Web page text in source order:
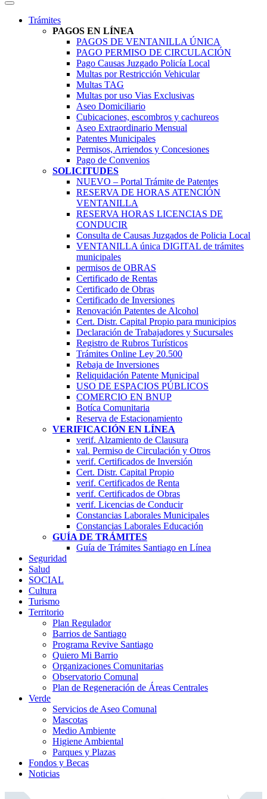
Trámites
PAGOS EN LÍNEA
PAGOS DE VENTANILLA ÚNICA
PAGO PERMISO DE CIRCULACIÓN
Pago Causas Juzgado Policía Local
Multas por Restricción Vehicular
Multas TAG
Multas por uso Vias Exclusivas
Aseo Domiciliario
Cubicaciones, escombros y cachureos
Aseo Extraordinario Mensual
Patentes Municipales
Permisos, Arriendos y Concesiones
Pago de Convenios
SOLICITUDES
NUEVO – Portal Trámite de Patentes
RESERVA DE HORAS ATENCIÓN
VENTANILLA
RESERVA HORAS LICENCIAS DE
CONDUCIR
Consulta de Causas Juzgados de Policia Local
VENTANILLA única DIGITAL de trámites
municipales
permisos de OBRAS
Certificado de Rentas
Certificado de Obras
Certificado de Inversiones
Renovación Patentes de Alcohol
Cert. Distr. Capital Propio para municipios
Declaración de Trabajadores y Sucursales
Registro de Rubros Turí­sticos
Trámites Online Ley 20.500
Rebaja de Inversiones
Reliquidación Patente Municipal
USO DE ESPACIOS PÚBLICOS
COMERCIO EN BNUP
Botíca Comunitaria
Reserva de Estacionamiento
VERIFICACIÓN EN LÍNEA
verif. Alzamiento de Clausura
val. Permiso de Circulación y Otros
verif. Certificados de Inversión
Cert. Distr. Capital Propio
verif. Certificados de Renta
verif. Certificados de Obras
verif. Licencias de Conducir
Constancias Laborales Municipales
Constancias Laborales Educación
GUÍA DE TRÁMITES
Guía de Trámites Santiago en Línea
Seguridad
Salud
SOCIAL
Cultura
Turismo
Territorio
Plan Regulador
Barrios de Santiago
Programa Revive Santiago
Quiero Mi Barrio
Organizaciones Comunitarias
Observatorio Comunal
Plan de Regeneración de Áreas Centrales
Verde
Servicios de Aseo Comunal
Mascotas
Medio Ambiente
Higiene Ambiental
Parques y Plazas
Fondos y Becas
Noticias